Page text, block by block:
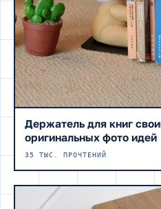
Держатель для книг
оригинальных фото идей
35 ТЫС. ПРОЧТЕНИЙ